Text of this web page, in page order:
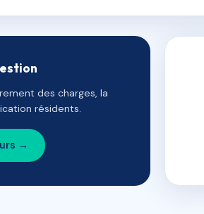
des charges, la
résidents.
→